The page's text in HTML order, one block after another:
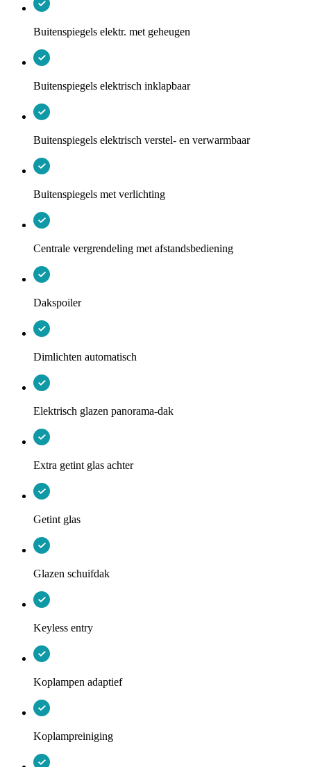
Buitenspiegels elektr. met geheugen
Buitenspiegels elektrisch inklapbaar
Buitenspiegels elektrisch verstel- en verwarmbaar
Buitenspiegels met verlichting
Centrale vergrendeling met afstandsbediening
Dakspoiler
Dimlichten automatisch
Elektrisch glazen panorama-dak
Extra getint glas achter
Getint glas
Glazen schuifdak
Keyless entry
Koplampen adaptief
Koplampreiniging